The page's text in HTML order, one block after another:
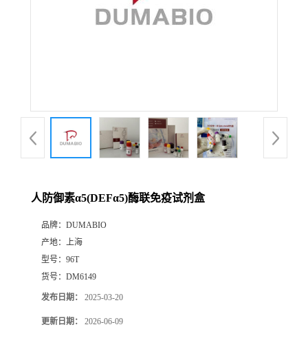
品
人防御素α5(DEFα5)酶联免疫试剂盒
品牌： DUMABIO
产地： 上海
型号： 96T
货号： DM6149
发布日期： 2025-03-20
更新日期： 2026-06-09